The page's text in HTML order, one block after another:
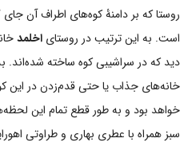
روستا که بر دامنۀ کوه‌های اطراف آن
است. به این ترتیب در روستای اخلمد
دید که در سراشیبی کوه ساخته
خانه‌های جذاب یا حتی قدم‌زدن در این
خواهد بود و به طور قطع تمام این
سبز همراه با عطری بهاری و طراوتی